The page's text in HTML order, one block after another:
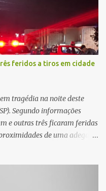
feridos a tiros em cidade
tragédia na noite deste
Segundo informações
e outras três ficaram feridas
de uma adega. O